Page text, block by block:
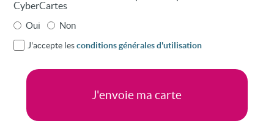
CyberCartes
Oui Non
J'accepte lesconditions générales d'utilisation